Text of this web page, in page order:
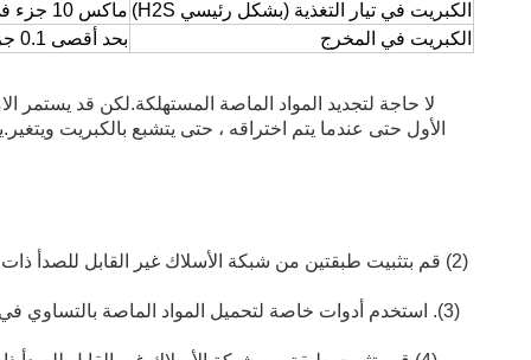
الكبريت في تيار التغذية (بشكل رئيسي H2S)
ماكس 10 جزء في المليون
الكبريت في المخرج
بحد أقصى 0.1 جزء في المليون
لا حاجة لتجديد المواد الماصة المستهلكة.لكن قد يستمر
الأول حتى عندما يتم اختراقه ، حتى يتشبع بالكبريت
(3). استخدم أدوات خاصة لتحميل المواد الماصة